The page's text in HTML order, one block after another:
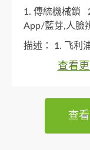
1. 傳統機械鎖
App/藍芽,人臉
描述： 1. 飞利
查看
查